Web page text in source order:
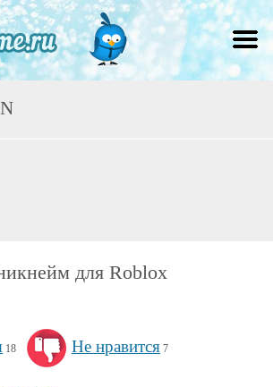
для Roblox
18 Не нравится 7